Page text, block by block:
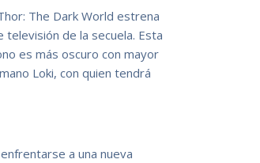
The Dark World estrena
de la secuela. Esta
es más oscuro con mayor
Loki, con quien tendrá
a una nueva